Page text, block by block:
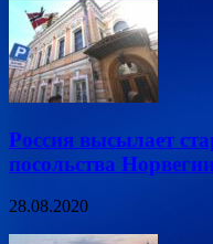
Россия высылает
посольства
28.08.2020